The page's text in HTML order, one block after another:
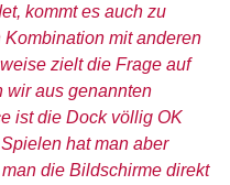
kommt es auch zu
mit anderen
zielt die Frage auf
wir aus genannten
ist die Dock völlig OK
hat man aber
die Bildschirme direkt